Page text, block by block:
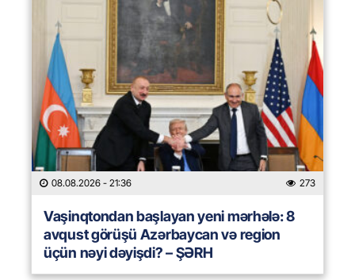
08.08.2026 - 21:36 273
Vaşinqtondan başlayan yeni mərhələ: 8
avqust görüşü Azərbaycan və region
üçün nəyi dəyişdi? – ŞƏRH